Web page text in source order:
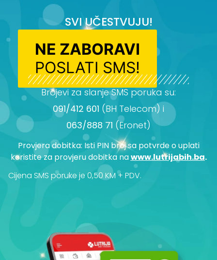
SVI UČESTVUJU!
NE ZABORAVI
POSLATI SMS!
Brojevi za slanje SMS poruka su:
091/412 601 (BH Telecom) i
063/888 71 (Eronet)
Provjera dobitka: Isti PIN broj sa potvrde o uplati
koristite za provjeru dobitka nawww.lutrijabih.ba.
Cijena SMS poruke je 0,50 KM + PDV.